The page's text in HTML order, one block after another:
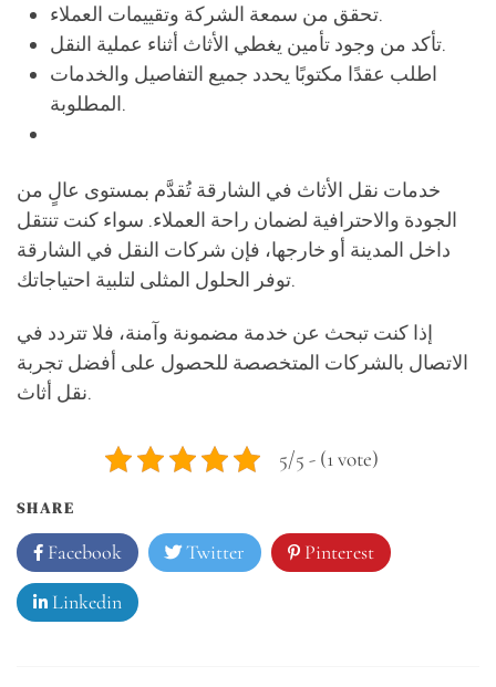
تحقق من سمعة الشركة وتقييمات العملاء.
تأكد من وجود تأمين يغطي الأثاث أثناء عملية النقل.
اطلب عقدًا مكتوبًا يحدد جميع التفاصيل والخدمات
المطلوبة.
خدمات نقل الأثاث في الشارقة تُقدَّم بمستوى عالٍ من
الجودة والاحترافية لضمان راحة العملاء. سواء كنت تنتقل
داخل المدينة أو خارجها، فإن شركات النقل في الشارقة
توفر الحلول المثلى لتلبية احتياجاتك.
إذا كنت تبحث عن خدمة مضمونة وآمنة، فلا تتردد في
الاتصال بالشركات المتخصصة للحصول على أفضل تجربة
نقل أثاث.
5/5 - (1 vote)
SHARE
Facebook Twitter Pinterest
Linkedin